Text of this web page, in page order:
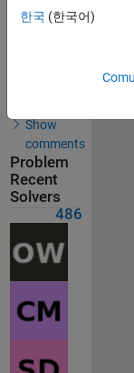
Problem
Show
comments
Problem
Recent
Solvers
486
한국 (한국어)